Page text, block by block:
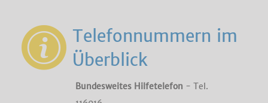
Telefonnummern im
Überblick
Bundesweites Hilfetelefon - Tel.